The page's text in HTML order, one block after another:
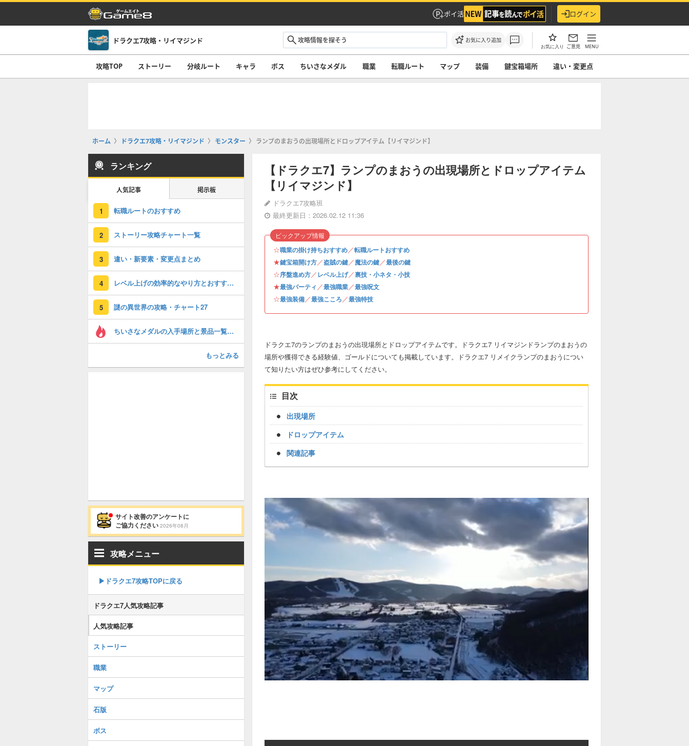
ポイ活 ログイン
ドラクエ7攻略・リイマジンド お気に入り追加
お気に入り ご意見 MENU
攻略TOP ストーリー 分岐ルート キャラ ボス ちいさなメダル 職業 転職ルート マップ 装備 鍵宝箱場所 違い・変更点
ホーム ドラクエ7攻略・リイマジンド モンスター ランプのまおうの出現場所とドロップアイテム【リイマジンド】
【ドラクエ7】ランプのまおうの出現場所とドロップアイテム
【リイマジンド】
ドラクエ7攻略班
最終更新日：2026.02.12 11:36
☆職業の掛け持ちおすすめ／転職ルートおすすめ
★鍵宝箱開け方／盗賊の鍵／魔法の鍵／最後の鍵
☆序盤進め方／レベル上げ／裏技・小ネタ・小技
★最強パーティ ／最強職業／最強呪文
☆最強装備／最強こころ／最強特技
ピックアップ情報
ドラクエ7のランプのまおうの出現場所とドロップアイテムです。ドラクエ7 リイマジンドランプのまおうの
場所や獲得できる経験値、ゴールドについても掲載しています。ドラクエ7 リメイクランプのまおうについ
て知りたい方はぜひ参考にしてください。
目次
出現場所
ドロップアイテム
関連記事
ランキング
人気記事 掲示板
1 転職ルートのおすすめ
2 ストーリー攻略チャート一覧
3 違い・新要素・変更点まとめ
4 レベル上げの効率的なやり方とおすすめ周回場所・経験値稼ぎ
5 謎の異世界の攻略・チャート27
ちいさなメダルの入手場所と景品一覧・全100個網羅
もっとみる
サイト改善のアンケートに
ご協力ください 2026年08月
攻略メニュー
▶︎ドラクエ7攻略TOPに戻る
ドラクエ7人気攻略記事
人気攻略記事
ストーリー
職業
マップ
石版
ボス